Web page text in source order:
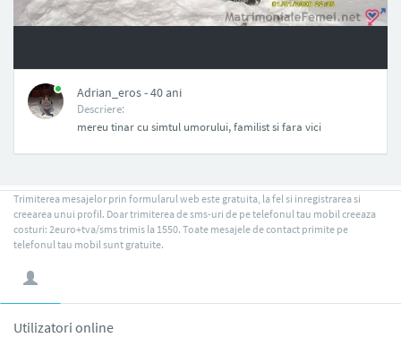
Adrian_eros - 40 ani
Descriere:
mereu tinar cu simtul umorului, familist si fara vici
Trimiterea mesajelor prin formularul web este gratuita, la fel si inregistrarea si
creearea unui profil. Doar trimiterea de sms-uri de pe telefonul tau mobil creeaza
costuri: 2euro+tva/sms trimis la 1550. Toate mesajele de contact primite pe
telefonul tau mobil sunt gratuite.
Utilizatori online